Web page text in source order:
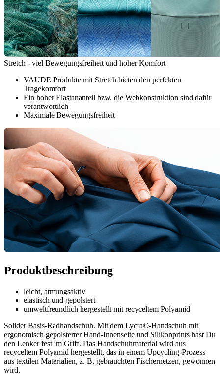
Stretch - viel Bewegungsfreiheit und hoher Komfort
VAUDE Produkte mit Stretch bieten den perfekten
Tragekomfort
Ein hoher Elastananteil bzw. die Webkonstruktion sind dafür
verantwortlich
Maximale Bewegungsfreiheit
Produktbeschreibung
leicht, atmungsaktiv
elastisch und gepolstert
umweltfreundlich hergestellt mit recyceltem Polyamid
Solider Basis-Radhandschuh. Mit dem Lycra©-Handschuh mit
ergonomisch gepolsterter Hand-Innenseite und Silikonprints hast Du
den Lenker fest im Griff. Das Handschuhmaterial wird aus
recyceltem Polyamid hergestellt, das in einem Upcycling-Prozess
aus textilen Materialien, z. B. gebrauchten Fischernetzen, gewonnen
wird.